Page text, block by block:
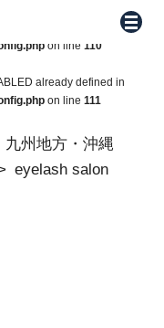
defined in
on line 110
already defined in
on line 111
メニ
九州地方・沖縄
eyelash salon